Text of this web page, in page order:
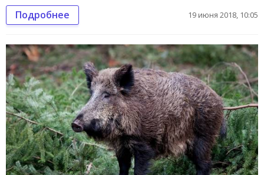
Подробнее 19 июня 2018, 10:05